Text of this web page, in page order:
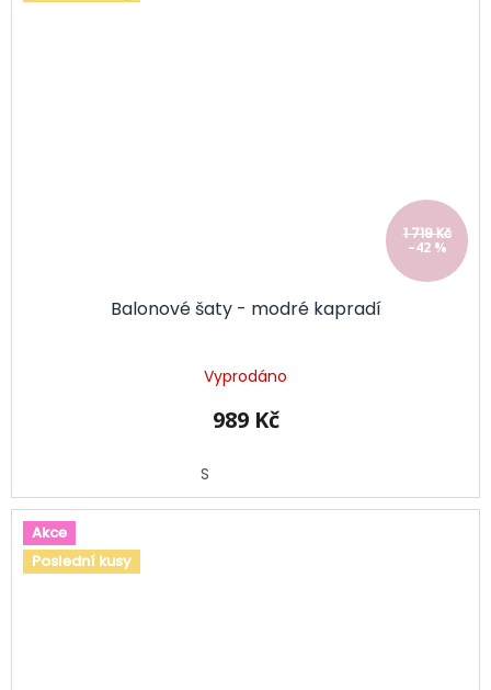
1 719 Kč
–42 %
Balonové šaty - modré kapradí
Vyprodáno
989 Kč
S
Akce
Poslední kusy